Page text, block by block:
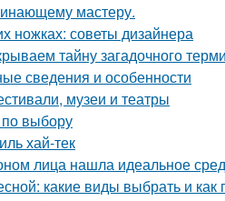
мастеру.
ножках: советы дизайнера
тайну загадочного
сведения и особенности
музеи и театры
по выбору
хай-тек
лица нашла идеальное
какие виды выбрать и как